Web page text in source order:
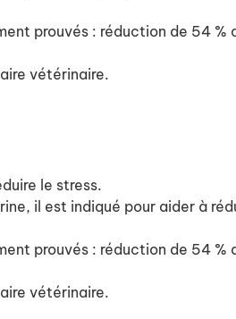
prouvés : réduction de 54
vétérinaire.
le stress.
il est indiqué pour aider à
prouvés : réduction de 54
vétérinaire.